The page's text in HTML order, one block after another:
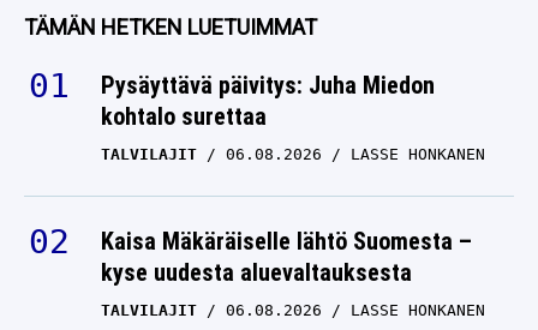
TÄMÄN HETKEN LUETUIMMAT
Pysäyttävä päivitys: Juha Miedon
kohtalo surettaa
TALVILAJIT 06.08.2026 LASSE HONKANEN
Kaisa Mäkäräiselle lähtö Suomesta –
kyse uudesta aluevaltauksesta
TALVILAJIT 06.08.2026 LASSE HONKANEN